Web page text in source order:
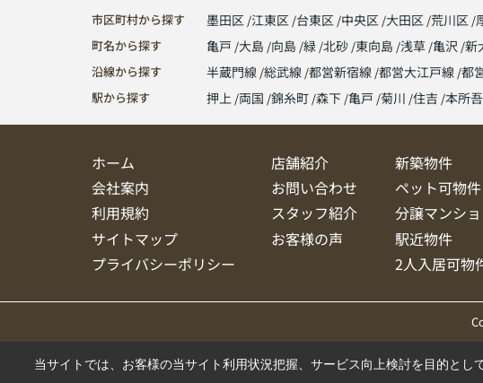
市区町村から探す 墨田区 江東区 台東区 中央区 大田区 荒川区
町名から探す 亀戸 大島 向島 緑 北砂 東向島 浅草 亀沢 新
沿線から探す 半蔵門線 総武線 都営新宿線 都営大江戸線 都
駅から探す 押上 両国 錦糸町 森下 亀戸 菊川 住吉 本所
ホーム 店舗紹介
新築物件
会社案内
お問い合わせ
ペット可物件
利用規約
スタッフ紹介
分譲マンシ
サイトマップ
お客様の声
駅近物件
プライバシーポリシー
2人入居可物
当サイトでは、お客様の当サイト利用状況把握、サービス向上検討を目的とし